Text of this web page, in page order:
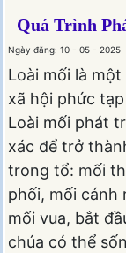
Quá Trình
Ngày đăng: 10 - 05 - 2025
Loài mối là
xã hội phức
Loài mối phát
xác để trở
trong tổ: mối
phối, mối cánh
mối vua, bắt
chúa có thể